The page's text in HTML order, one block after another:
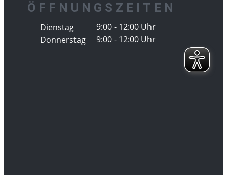
ÖFFNUNGSZEITEN
Dienstag
Donnerstag
9:00 - 12:00 Uhr
9:00 - 12:00 Uhr